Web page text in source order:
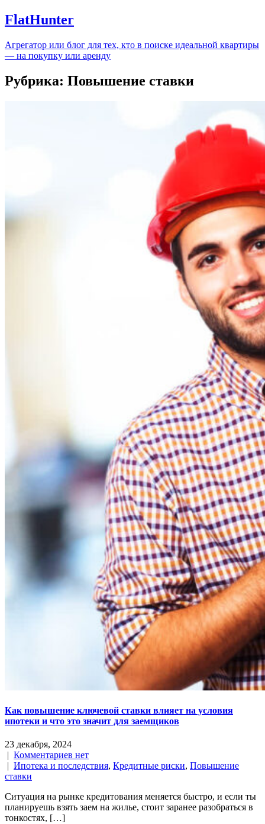
FlatHunter
Агрегатор или блог для тех, кто в поиске идеальной квартиры
— на покупку или аренду
Рубрика: Повышение ставки
Как повышение ключевой ставки влияет на условия
ипотеки и что это значит для заемщиков
23 декабря, 2024
| Комментариев нет
| Ипотека и последствия, Кредитные риски, Повышение
ставки
Ситуация на рынке кредитования меняется быстро, и если ты
планируешь взять заем на жилье, стоит заранее разобраться в
тонкостях, […]